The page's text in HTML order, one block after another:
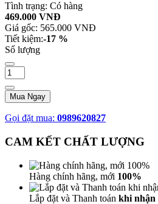
Tình trạng: Có hàng
469.000 VNĐ
Giá gốc: 565.000 VNĐ
Tiết kiệm:-17 %
Số lượng
Mua Ngay
Gọi đặt mua: 0989620827
CAM KẾT CHẤT LƯỢNG
Hàng chính hãng, mới 100%
Lắp đặt và Thanh toán khi nhận